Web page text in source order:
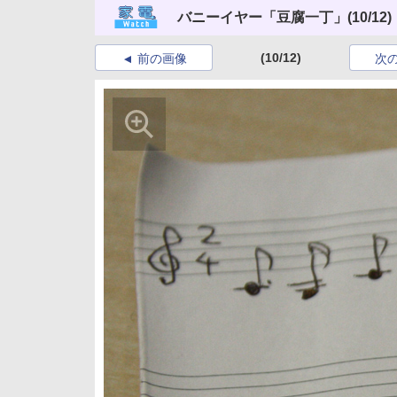
バニーイヤー「豆腐一丁」 (10/12)
前の画像 (10/12) 次